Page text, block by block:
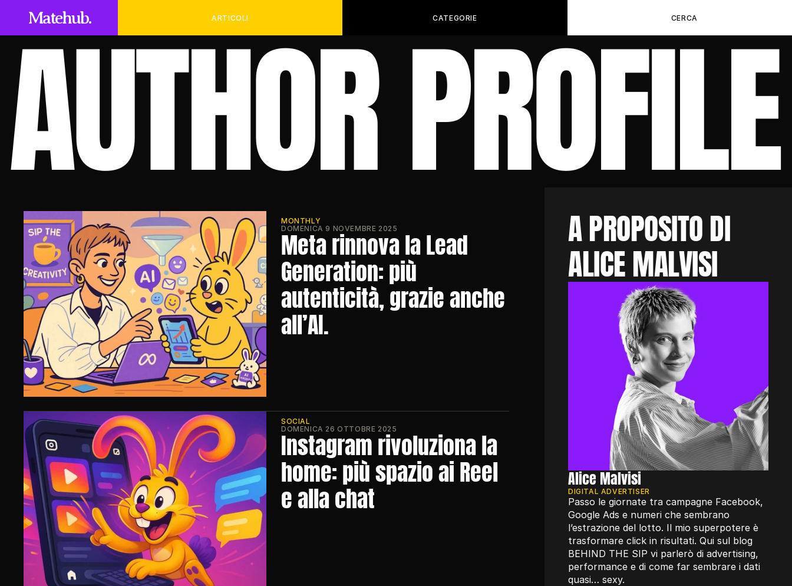
AUTHOR PROFILE
MONTHLY
DOMENICA 9 NOVEMBRE 2025
Meta rinnova la Lead
Generation: più
autenticità, grazie anche
all’AI.
SOCIAL
DOMENICA 26 OTTOBRE 2025
Instagram rivoluziona la
home: più spazio ai Reel
e alla chat
A PROPOSITO DI
ALICE MALVISI
Alice Malvisi
DIGITAL ADVERTISER
Passo le giornate tra campagne Facebook,
Google Ads e numeri che sembrano
l’estrazione del lotto. Il mio superpotere è
trasformare click in risultati. Qui sul blog
BEHIND THE SIP vi parlerò di advertising,
performance e di come far sembrare i dati
quasi… sexy.
Matehub. ARTICOLI CATEGORIE CERCA